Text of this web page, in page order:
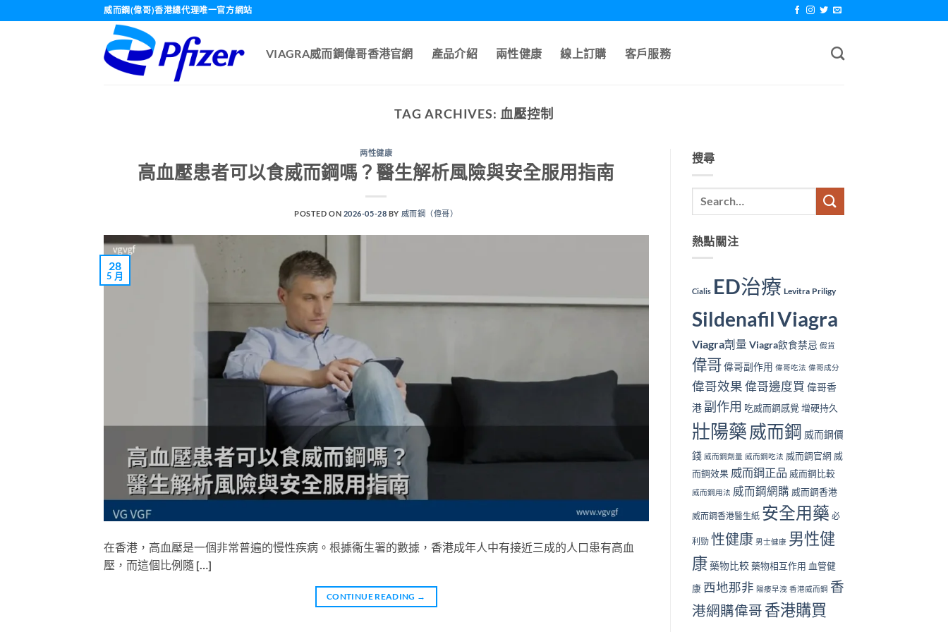
威而鋼(偉哥)香港總代理唯一官方網站
VIAGRA威而鋼偉哥香港官網 產品介紹 兩性健康 線上訂購 客戶服務
TAG ARCHIVES: 血壓控制
两性健康
高血壓患者可以食威而鋼嗎？醫生解析風險與安全服用指南
POSTED ON 2026-05-28 BY 威而鋼（偉哥）
28
5 月
在香港，高血壓是一個非常普遍的慢性疾病。根據衞生署的數據，香港成年人中有接近三成的人口患有高血
壓，而這個比例隨 […]
CONTINUE READING →
搜尋
熱點關注
Cialis ED治療 Levitra Priligy
SildenafilViagra
Viagra劑量 Viagra飲食禁忌 假貨
偉哥 偉哥副作用 偉哥吃法 偉哥成分
偉哥效果偉哥邊度買 偉哥香
港 副作用 吃威而鋼感覺 增硬持久
壯陽藥 威而鋼 威而鋼價
錢 威而鋼劑量 威而鋼吃法 威而鋼官網 威
而鋼效果 威而鋼正品 威而鋼比較
威而鋼用法 威而鋼網購 威而鋼香港
威而鋼香港醫生紙 安全用藥 必
利勁 性健康 男士健康 男性健
康 藥物比較 藥物相互作用 血管健
康 西地那非 陽痿早洩 香港威而鋼 香
港網購偉哥 香港購買